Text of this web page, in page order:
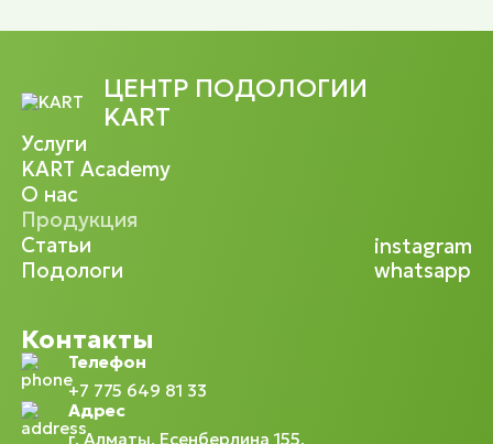
ЦЕНТР ПОДОЛОГИИ
KART
Услуги
KART Academy
О нас
Продукция
Статьи
Подологи
instagram
whatsapp
Контакты
Телефон
+7 775 649 81 33
Адрес
г. Алматы, Есенберлина 155,